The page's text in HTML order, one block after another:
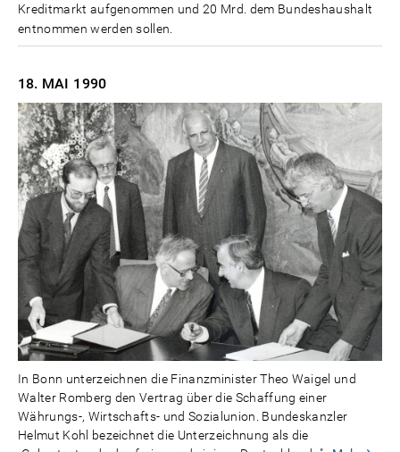
Kreditmarkt aufgenommen und 20 Mrd. dem Bundeshaushalt
entnommen werden sollen.
18. MAI 1990
In Bonn unterzeichnen die Finanzminister Theo Waigel und
Walter Romberg den Vertrag über die Schaffung einer
Währungs-, Wirtschafts- und Sozialunion. Bundeskanzler
Helmut Kohl bezeichnet die Unterzeichnung als die